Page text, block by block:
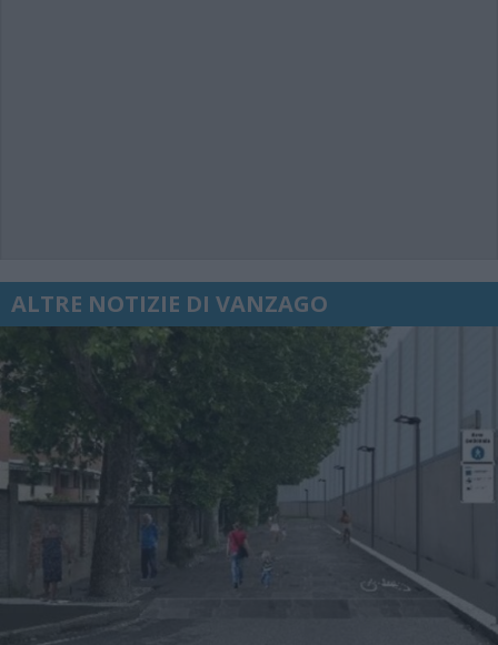
ALTRE NOTIZIE DI VANZAGO